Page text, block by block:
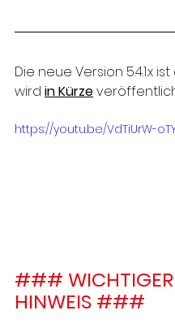
Die neue Version 5.4.1.x
wird in Kürze
https://youtu.be/VdTiUrW-
### WICHTIGER
HINWEIS ###